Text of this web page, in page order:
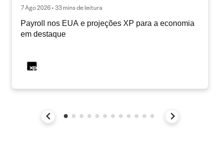
7 Ago 2026 • 33 mins de leitura
Payroll nos EUA e projeções XP para a economia
em destaque